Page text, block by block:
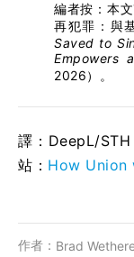
編者按：本
再犯罪：與
Saved to
Empowers
2026）。
譯：DeepL/STH
站： How Union
作者： Brad